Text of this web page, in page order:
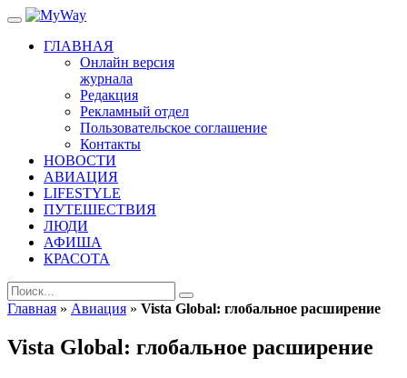
ГЛАВНАЯ
Онлайн версия
журнала
Редакция
Рекламный отдел
Пользовательское соглашение
Контакты
НОВОСТИ
АВИАЦИЯ
LIFESTYLE
ПУТЕШЕСТВИЯ
ЛЮДИ
АФИША
КРАСОТА
Главная » Авиация » Vista Global: глобальное расширение
Vista Global: глобальное расширение